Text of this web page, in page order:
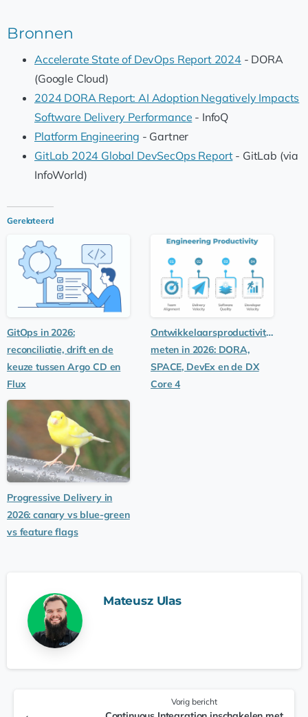
Bronnen
Accelerate State of DevOps Report 2024- DORA
(Google Cloud)
2024 DORA Report: AI Adoption Negatively Impacts
Software Delivery Performance - InfoQ
Platform Engineering - Gartner
GitLab 2024 Global DevSecOps Report- GitLab (via
InfoWorld)
Gerelateerd
GitOps in 2026:
reconciliatie, drift en de
keuze tussen Argo CD en
Flux
Ontwikkelaarsproductiviteit
meten in 2026: DORA,
SPACE, DevEx en de DX
Core 4
Progressive Delivery in
2026: canary vs blue-green
vs feature flags
Mateusz Ulas
Vorig bericht